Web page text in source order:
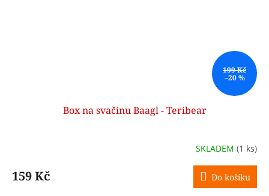
199 Kč
–20 %
Box na svačinu Baagl - Teribear
SKLADEM (1 ks)
159 Kč Do košíku